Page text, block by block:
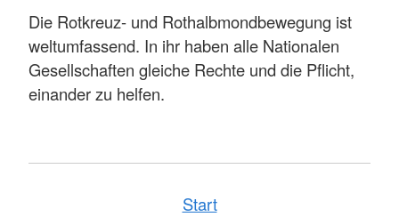
Die Rotkreuz- und Rothalbmondbewegung ist
weltumfassend. In ihr haben alle Nationalen
Gesellschaften gleiche Rechte und die Pflicht,
einander zu helfen.
Start